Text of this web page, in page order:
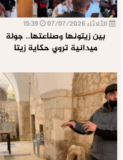
الثلاثاء 07/07/2026
بين زيتونها وصناعتها.. جولة
ميدانية تروي حكاية زيتا